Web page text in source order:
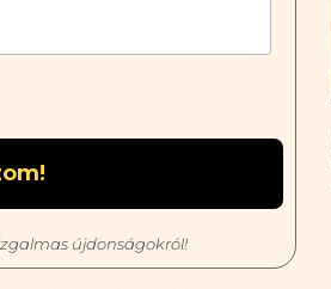
újdonságokról!